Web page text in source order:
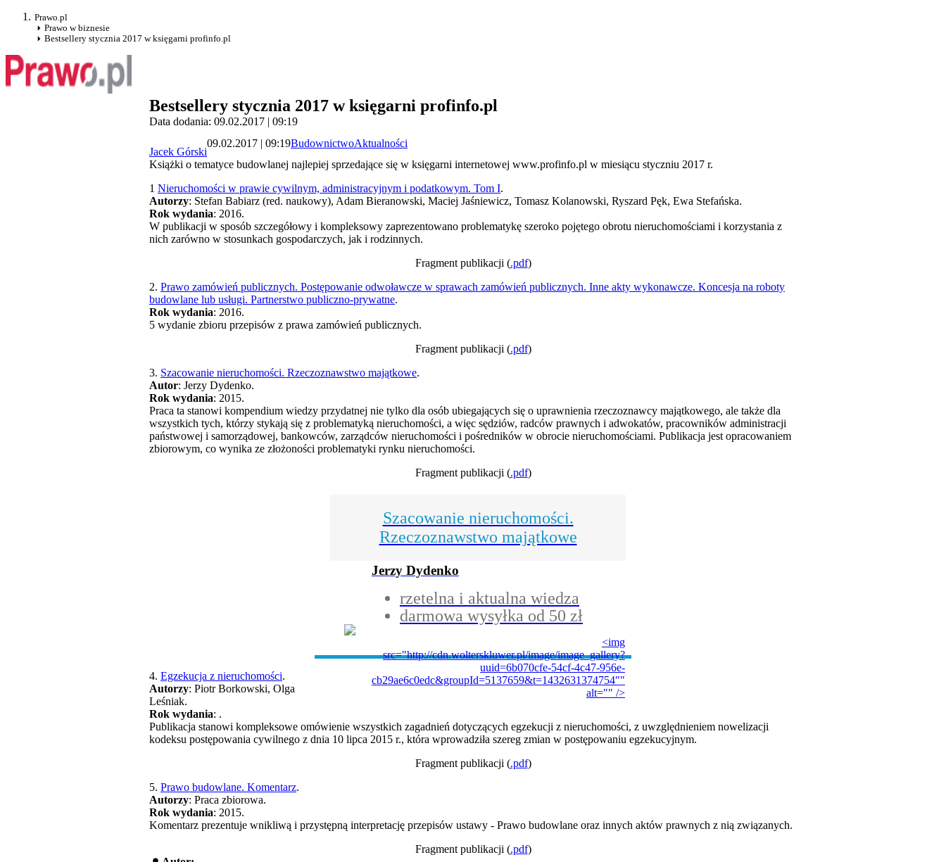
Prawo.pl
Prawo w biznesie
Bestsellery stycznia 2017 w księgarni profinfo.pl
Bestsellery stycznia 2017 w księgarni profinfo.pl
Data dodania: 09.02.2017 | 09:19
Jacek Górski
09.02.2017 | 09:19BudownictwoAktualności
Książki o tematyce budowlanej najlepiej sprzedające się w księgarni internetowej www.profinfo.pl w miesiącu styczniu 2017 r.
1 Nieruchomości w prawie cywilnym, administracyjnym i podatkowym. Tom I.
Autorzy: Stefan Babiarz (red. naukowy), Adam Bieranowski, Maciej Jaśniewicz, Tomasz Kolanowski, Ryszard Pęk, Ewa Stefańska.
Rok wydania: 2016.
W publikacji w sposób szczegółowy i kompleksowy zaprezentowano problematykę szeroko pojętego obrotu nieruchomościami i korzystania z
nich zarówno w stosunkach gospodarczych, jak i rodzinnych.
Fragment publikacji (.pdf)
2. Prawo zamówień publicznych. Postępowanie odwoławcze w sprawach zamówień publicznych. Inne akty wykonawcze. Koncesja na roboty
budowlane lub usługi. Partnerstwo publiczno-prywatne.
Rok wydania: 2016.
5 wydanie zbioru przepisów z prawa zamówień publicznych.
Fragment publikacji (.pdf)
3. Szacowanie nieruchomości. Rzeczoznawstwo majątkowe.
Autor: Jerzy Dydenko.
Rok wydania: 2015.
Praca ta stanowi kompendium wiedzy przydatnej nie tylko dla osób ubiegających się o uprawnienia rzeczoznawcy majątkowego, ale także dla
wszystkich tych, którzy stykają się z problematyką nieruchomości, a więc sędziów, radców prawnych i adwokatów, pracowników administracji
państwowej i samorządowej, bankowców, zarządców nieruchomości i pośredników w obrocie nieruchomościami. Publikacja jest opracowaniem
zbiorowym, co wynika ze złożoności problematyki rynku nieruchomości.
Fragment publikacji (.pdf)
Szacowanie nieruchomości.
Rzeczoznawstwo majątkowe
Jerzy Dydenko
rzetelna i aktualna wiedza
darmowa wysyłka od 50 zł
<img
src="http://cdn.wolterskluwer.pl/image/image_gallery?
uuid=6b070cfe-54cf-4c47-956e-
cb29ae6c0edc&groupId=5137659&t=1432631374754""
alt="" />
4. Egzekucja z nieruchomości.
Autorzy: Piotr Borkowski, Olga
Leśniak.
Rok wydania: .
Publikacja stanowi kompleksowe omówienie wszystkich zagadnień dotyczących egzekucji z nieruchomości, z uwzględnieniem nowelizacji
kodeksu postępowania cywilnego z dnia 10 lipca 2015 r., która wprowadziła szereg zmian w postępowaniu egzekucyjnym.
Fragment publikacji (.pdf)
5. Prawo budowlane. Komentarz.
Autorzy: Praca zbiorowa.
Rok wydania: 2015.
Komentarz prezentuje wnikliwą i przystępną interpretację przepisów ustawy - Prawo budowlane oraz innych aktów prawnych z nią związanych.
Fragment publikacji (.pdf)